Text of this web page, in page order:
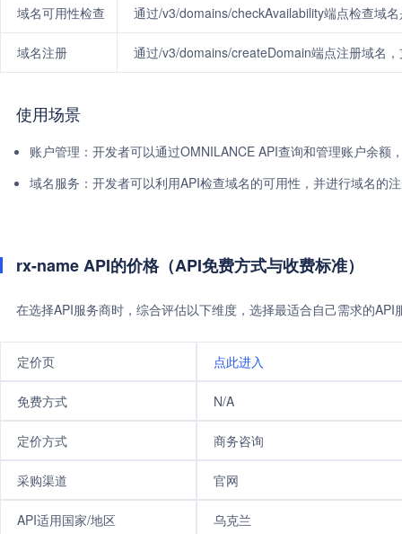
域名可用性检查 通过/v3/domains/checkAvailability端点检查域
域名注册 通过/v3/domains/createDomain端点注册域名
使用场景
账户管理：开发者可以通过OMNILANCE API查询和管理账户余额
域名服务：开发者可以利用API检查域名的可用性，并进行域名的
rx-name API的价格（API免费方式与收费标准）
在选择API服务商时，综合评估以下维度，选择最适合自己需求的
定价页 点此进入
免费方式 N/A
定价方式 商务咨询
采购渠道 官网
API适用国家/地区 乌克兰